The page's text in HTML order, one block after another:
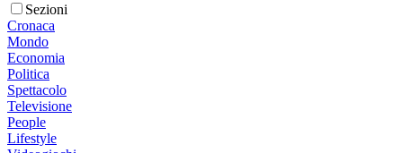
Sezioni
Cronaca
Mondo
Economia
Politica
Spettacolo
Televisione
People
Lifestyle